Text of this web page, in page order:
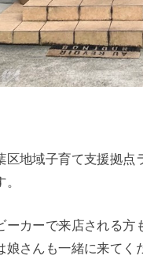
区地域子育て支援拠
ーカーで来店される
さんも一緒に来てく